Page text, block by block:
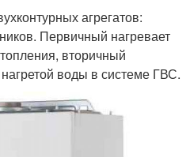
агрегатов:
Первичный нагревает
вторичный
воды в системе ГВС.